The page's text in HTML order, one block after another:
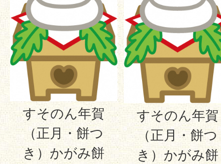
すそのん年賀
（正月・餅つ
き）かがみ餅
すそのん年賀
（正月・餅つ
き）かがみ餅